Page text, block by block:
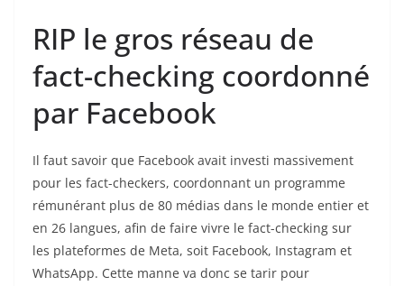
RIP le gros réseau de
fact-checking coordonné
par Facebook
Il faut savoir que Facebook avait investi massivement
pour les fact-checkers, coordonnant un programme
rémunérant plus de 80 médias dans le monde entier et
en 26 langues, afin de faire vivre le fact-checking sur
les plateformes de Meta, soit Facebook, Instagram et
WhatsApp. Cette manne va donc se tarir pour